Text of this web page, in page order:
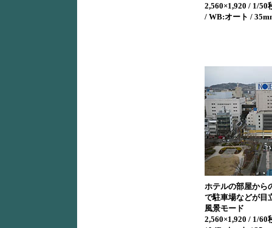
2,560×1,920 / 1/50
/ WB:オート /
ホテルの部屋から
で駐車場などが目
風景モード
2,560×1,920 / 1/60